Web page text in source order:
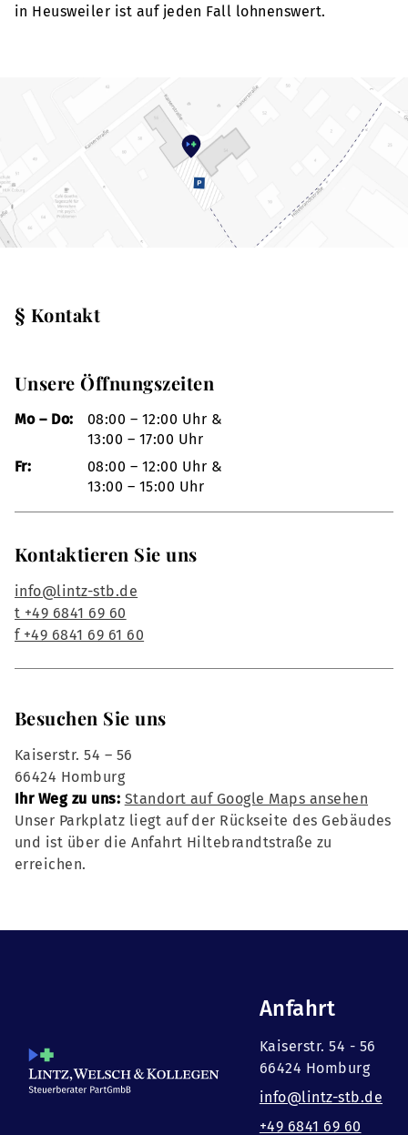
in Heusweiler ist auf jeden Fall lohnenswert.
§ Kontakt
Unsere Öffnungszeiten
Mo – Do:
08:00 – 12:00 Uhr &
13:00 – 17:00 Uhr
Fr:
08:00 – 12:00 Uhr &
13:00 – 15:00 Uhr
Kontaktieren Sie uns
info@lintz-stb.de
t +49 6841 69 60
f +49 6841 69 61 60
Besuchen Sie uns
Kaiserstr. 54 – 56
66424 Homburg
Ihr Weg zu uns: Standort auf Google Maps ansehen
Unser Parkplatz liegt auf der Rückseite des Gebäudes
und ist über die Anfahrt Hiltebrandtstraße zu
erreichen.
Anfahrt
Kaiserstr. 54 - 56
66424 Homburg
info@lintz-stb.de
+49 6841 69 60